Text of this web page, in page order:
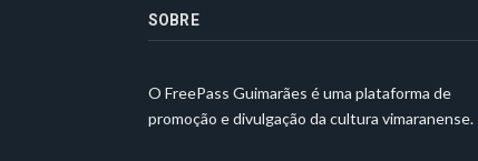
SOBRE
O FreePass Guimarães é uma plataforma de
promoção e divulgação da cultura vimaranense.